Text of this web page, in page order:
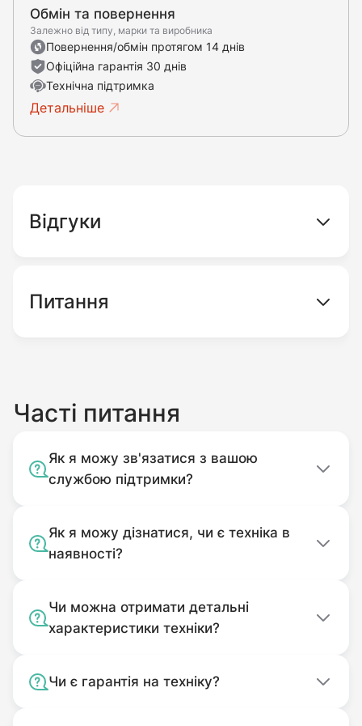
Обмін та повернення
Залежно від типу, марки та виробника
Повернення/обмін протягом 14 днів
Офіційна гарантія 30 днів
Технічна підтримка
Детальніше
Відгуки
Питання
Часті питання
Як я можу зв'язатися з вашою
службою підтримки?
Як я можу дізнатися, чи є техніка в
наявності?
Чи можна отримати детальні
характеристики техніки?
Чи є гарантія на техніку?